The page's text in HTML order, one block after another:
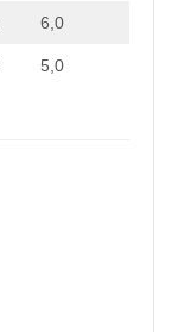
6,0
5,0